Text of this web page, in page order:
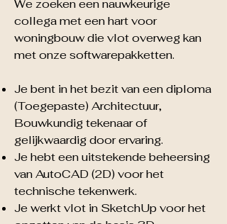
We zoeken een nauwkeurige
collega met een hart voor
woningbouw die vlot overweg kan
met onze softwarepakketten.
Je bent in het bezit van een diploma
(Toegepaste) Architectuur,
Bouwkundig tekenaar of
gelijkwaardig door ervaring.
Je hebt een uitstekende beheersing
van AutoCAD (2D) voor het
technische tekenwerk.
Je werkt vlot in SketchUp voor het